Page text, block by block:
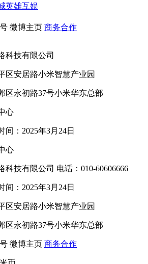
英雄互娱
微博主页 商务合作
科技有限公司
区安居路小米智慧产业园
区永初路37号小米华东总部
心
间：2025年3月24日
心
科技有限公司 电话：010-60606666
间：2025年3月24日
区安居路小米智慧产业园
区永初路37号小米华东总部
微博主页 商务合作